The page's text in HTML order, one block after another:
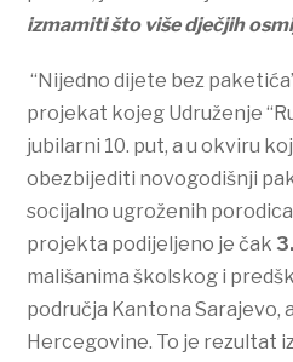
izmamiti što više dječjih
“Nijedno dijete bez
projekat kojeg Udruženje
jubilarni 10. put, a u okviru
obezbijediti novogodišnji
socijalno ugroženih
projekta podijeljeno je čak
mališanima školskog i
područja Kantona Sarajevo,
Hercegovine. To je rezultat